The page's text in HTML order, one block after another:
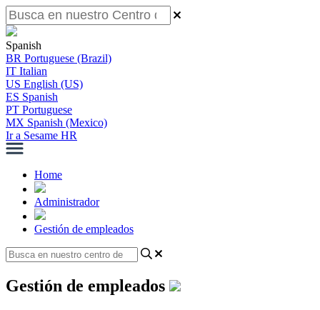
Spanish
BR Portuguese (Brazil)
IT Italian
US English (US)
ES Spanish
PT Portuguese
MX Spanish (Mexico)
Ir a Sesame HR
Home
Administrador
Gestión de empleados
Gestión de empleados